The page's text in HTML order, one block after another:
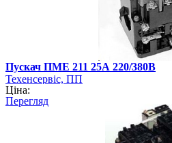
Пускач ПМЕ 211 25А 220/380В
Техенсервіс, ПП
Ціна:
Перегляд